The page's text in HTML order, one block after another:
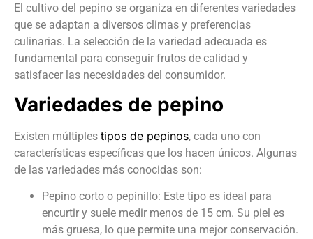
El cultivo del pepino se organiza en diferentes variedades
que se adaptan a diversos climas y preferencias
culinarias. La selección de la variedad adecuada es
fundamental para conseguir frutos de calidad y
satisfacer las necesidades del consumidor.
Variedades de pepino
Existen múltiples tipos de pepinos, cada uno con
características específicas que los hacen únicos. Algunas
de las variedades más conocidas son:
Pepino corto o pepinillo: Este tipo es ideal para
encurtir y suele medir menos de 15 cm. Su piel es
más gruesa, lo que permite una mejor conservación.